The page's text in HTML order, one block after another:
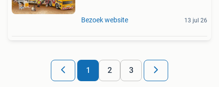
Bezoek website 13 jul 26
1 2 3